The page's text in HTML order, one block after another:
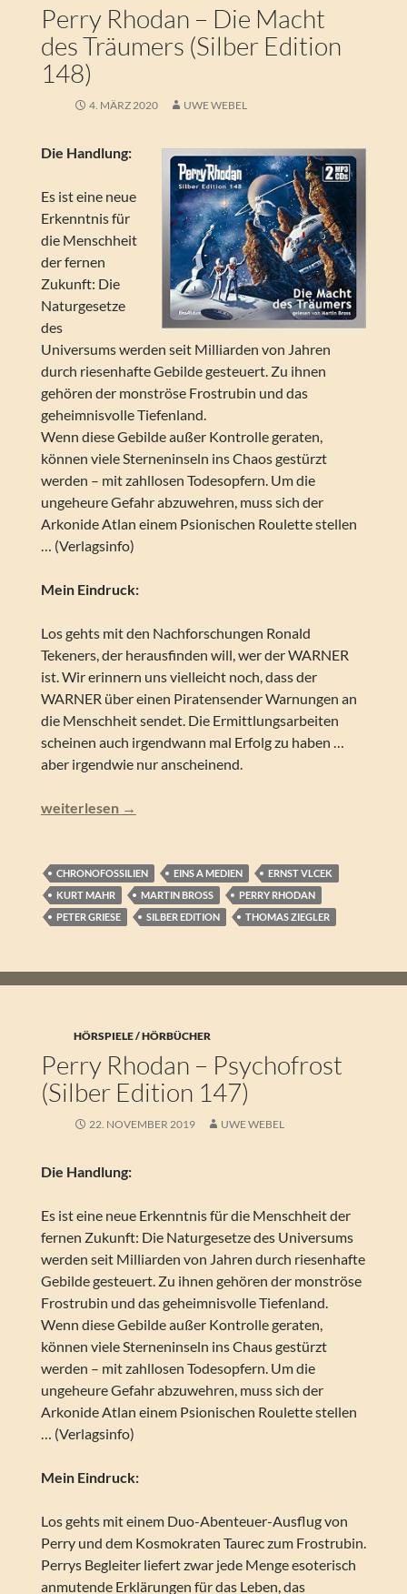
Perry Rhodan – Die Macht
des Träumers (Silber Edition
148)
4. MÄRZ 2020 UWE WEBEL
Die Handlung:
Es ist eine neue
Erkenntnis für
die Menschheit
der fernen
Zukunft: Die
Naturgesetze
des
Universums werden seit Milliarden von Jahren
durch riesenhafte Gebilde gesteuert. Zu ihnen
gehören der monströse Frostrubin und das
geheimnisvolle Tiefenland.
Wenn diese Gebilde außer Kontrolle geraten,
können viele Sterneninseln ins Chaos gestürzt
werden – mit zahllosen Todesopfern. Um die
ungeheure Gefahr abzuwehren, muss sich der
Arkonide Atlan einem Psionischen Roulette stellen
… (Verlagsinfo)
Mein Eindruck:
Los gehts mit den Nachforschungen Ronald
Tekeners, der herausfinden will, wer der WARNER
ist. Wir erinnern uns vielleicht noch, dass der
WARNER über einen Piratensender Warnungen an
die Menschheit sendet. Die Ermittlungsarbeiten
scheinen auch irgendwann mal Erfolg zu haben …
aber irgendwie nur anscheinend.
Perry Rhodan – Die Macht des Träumers (Silber Edition
weiterlesen →
CHRONOFOSSILIEN EINS A MEDIEN
ERNST VLCEK
KURT MAHR
MARTIN BROSS
PERRY RHODAN
PETER GRIESE
SILBER EDITION THOMAS ZIEGLER
HÖRSPIELE / HÖRBÜCHER
Perry Rhodan – Psychofrost
(Silber Edition 147)
22. NOVEMBER 2019 UWE WEBEL
Die Handlung:
Es ist eine neue Erkenntnis für die Menschheit der
fernen Zukunft: Die Naturgesetze des Universums
werden seit Milliarden von Jahren durch riesenhafte
Gebilde gesteuert. Zu ihnen gehören der monströse
Frostrubin und das geheimnisvolle Tiefenland.
Wenn diese Gebilde außer Kontrolle geraten,
können viele Sterneninseln ins Chaus gestürzt
werden – mit zahllosen Todesopfern. Um die
ungeheure Gefahr abzuwehren, muss sich der
Arkonide Atlan einem Psionischen Roulette stellen
… (Verlagsinfo)
Mein Eindruck:
Los gehts mit einem Duo-Abenteuer-Ausflug von
Perry und dem Kosmokraten Taurec zum Frostrubin.
Perrys Begleiter liefert zwar jede Menge esoterisch
anmutende Erklärungen für das Leben, das